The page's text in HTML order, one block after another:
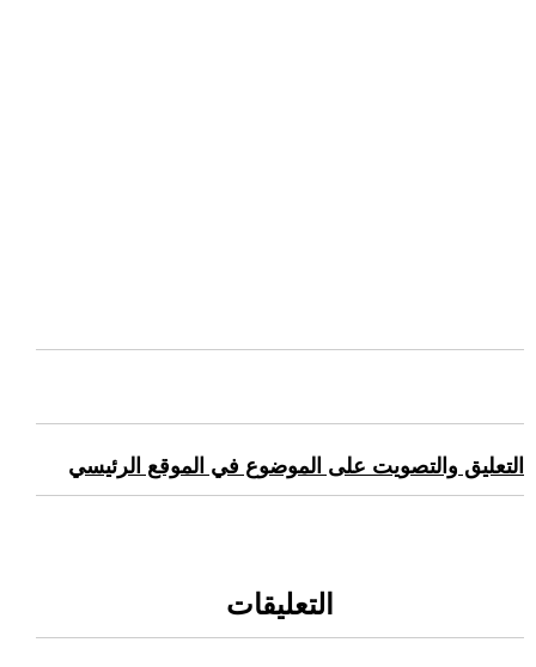
التعليق والتصويت على الموضوع في الموقع الرئيسي
التعليقات